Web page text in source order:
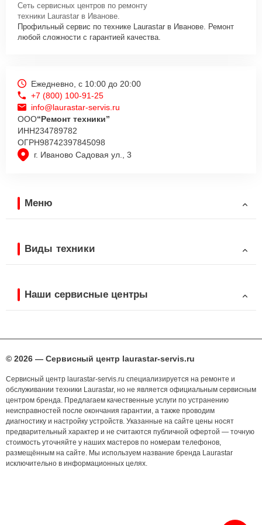
оперативно проконсультируют по всем необходимым вопросам,
запишут на диагностику, подскажут с вариантами курьерской
доставки или оформят выезд мастера в удобное время и место.
Сеть сервисных центров по ремонту
техники Laurastar в Иванове.
Профильный сервис по технике Laurastar в Иванове. Ремонт
любой сложности с гарантией качества.
г. Иваново Садовая ул., 3
Ежедневно, с 10:00 до 20:00
+7 (800) 100-91-25
info@laurastar-servis.ru
ООО“Ремонт техники”
ИНН234789782
ОГРН98742397845098
Меню
Виды техники
Наши сервисные центры
© 2026 — Сервисный центр laurastar-servis.ru
Сервисный центр laurastar-servis.ru специализируется на ремонте и
обслуживании техники Laurastar, но не является официальным сервисным
центром бренда. Предлагаем качественные услуги по устранению
неисправностей после окончания гарантии, а также проводим
диагностику и настройку устройств. Указанные на сайте цены носят
предварительный характер и не считаются публичной офертой — точную
стоимость уточняйте у наших мастеров по номерам телефонов,
размещённым на сайте. Мы используем название бренда Laurastar
исключительно в информационных целях.